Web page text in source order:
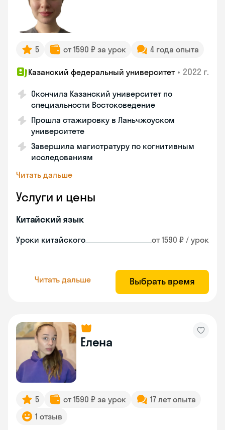
5 от 1590 ₽ за урок 4 года опыта
Казанский федеральный университет • 2022 г.
Окончила Казанский университет по
специальности Востоковедение
Прошла стажировку в Ланьчжоуском
университете
Завершила магистратуру по когнитивным
исследованиям
Читать дальше
Услуги и цены
Китайский язык
Уроки китайского от 1590 ₽ / урок
Читать дальше Выбрать время
Елена
5 от 1590 ₽ за урок
17 лет опыта
1 отзыв